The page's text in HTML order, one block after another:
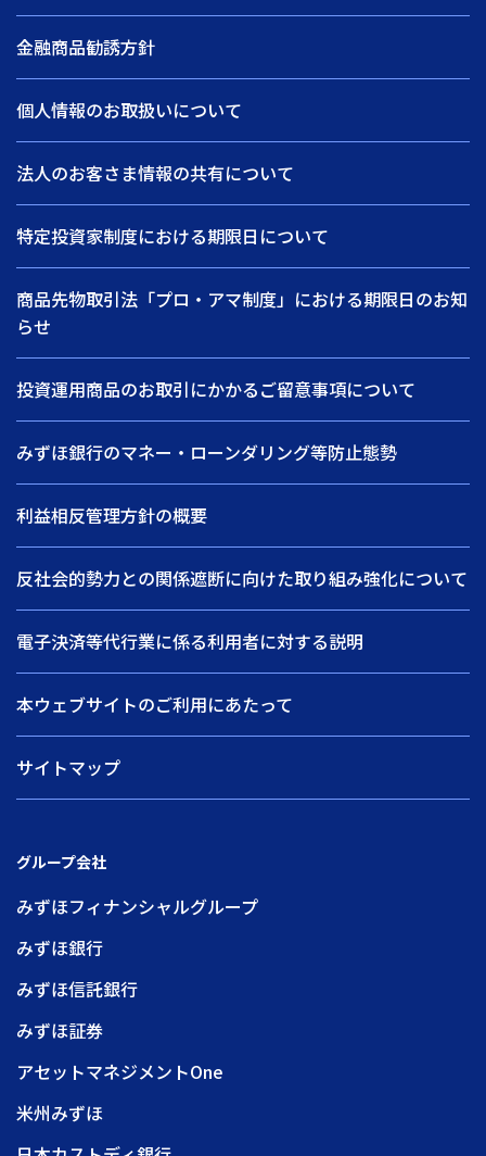
金融商品勧誘方針
個人情報のお取扱いについて
法人のお客さま情報の共有について
特定投資家制度における期限日について
商品先物取引法「プロ・アマ制度」における期限日のお知
らせ
投資運用商品のお取引にかかるご留意事項について
みずほ銀行のマネー・ローンダリング等防止態勢
利益相反管理方針の概要
反社会的勢力との関係遮断に向けた取り組み強化について
電子決済等代行業に係る利用者に対する説明
本ウェブサイトのご利用にあたって
サイトマップ
グループ会社
みずほフィナンシャルグループ
みずほ銀行
みずほ信託銀行
みずほ証券
アセットマネジメントOne
米州みずほ